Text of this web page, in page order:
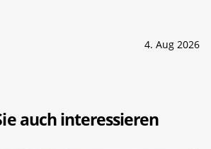
4. Aug 2026
auch interessieren